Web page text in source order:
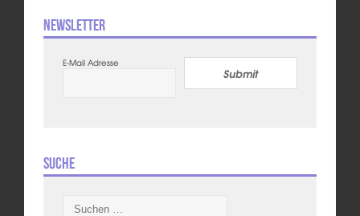
Newsletter
E-Mail Adresse
Submit
Suche
nach: